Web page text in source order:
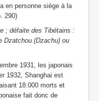
en personne siège à la
290)
; défaite des Tibétains :
Dzatchou (Dzachu) ou
1931, les japonais
1932, Shanghai est
18.000 morts et
fait donc de